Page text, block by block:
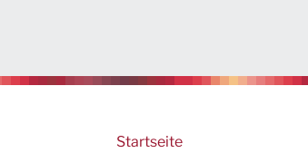
Main
Startseite